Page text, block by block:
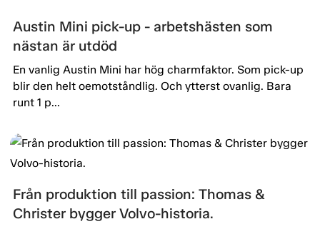
Austin Mini pick-up - arbetshästen som
nästan är utdöd
En vanlig Austin Mini har hög charmfaktor. Som pick-up
blir den helt oemotståndlig. Och ytterst ovanlig. Bara
runt 1 p...
Från produktion till passion: Thomas &
Christer bygger Volvo-historia.